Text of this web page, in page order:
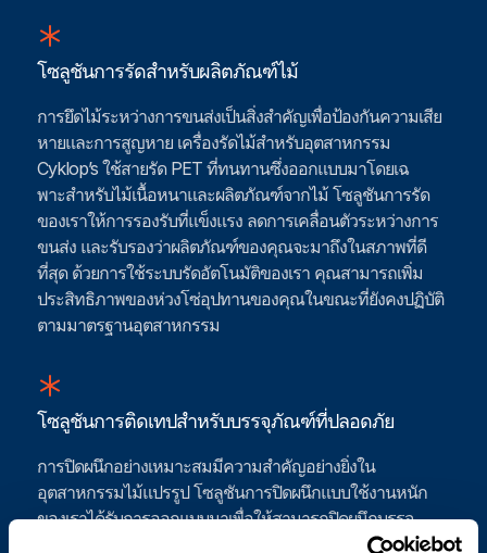
โซลูชันการรัดสําหรับผลิตภัณฑ์ไม้
การยึดไม้ระหว่างการขนส่งเป็นสิ่งสําคัญเพื่อป้องกันความเสีย
หายและการสูญหาย เครื่องรัดไม้สําหรับอุตสาหกรรม
Cyklop’s ใช้สายรัด PET ที่ทนทานซึ่งออกแบบมาโดยเฉ
พาะสําหรับไม้เนื้อหนาและผลิตภัณฑ์จากไม้ โซลูชันการรัด
ของเราให้การรองรับที่แข็งแรง ลดการเคลื่อนตัวระหว่างการ
ขนส่ง และรับรองว่าผลิตภัณฑ์ของคุณจะมาถึงในสภาพที่ดี
ที่สุด ด้วยการใช้ระบบรัดอัตโนมัติของเรา คุณสามารถเพิ่ม
ประสิทธิภาพของห่วงโซ่อุปทานของคุณในขณะที่ยังคงปฏิบัติ
ตามมาตรฐานอุตสาหกรรม
โซลูชันการติดเทปสําหรับบรรจุภัณฑ์ที่ปลอดภัย
การปิดผนึกอย่างเหมาะสมมีความสําคัญอย่างยิ่งใน
อุตสาหกรรมไม้แปรรูป โซลูชันการปิดผนึกแบบใช้งานหนัก
ของเราได้รับการออกแบบมาเพื่อให้สามารถปิดผนึกบรรจุ
ภัณฑ์ที่บรรจุผลิตภัณฑ์จากไม้ได้อย่างน่าเชื่อถือ เครื่องปิดผนึก